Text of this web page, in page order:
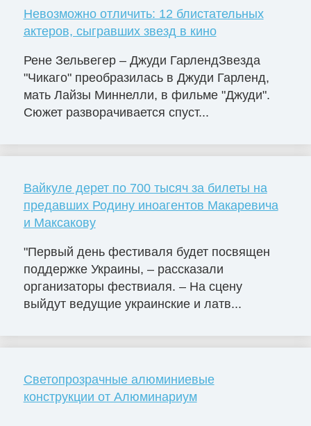
Невозможно отличить: 12 блистательных
актеров, сыгравших звезд в кино
Рене Зельвегер – Джуди ГарлендЗвезда
"Чикаго" преобразилась в Джуди Гарленд,
мать Лайзы Миннелли, в фильме "Джуди".
Сюжет разворачивается спуст...
Вайкуле дерет по 700 тысяч за билеты на
предавших Родину иноагентов Макаревича
и Максакову
"Первый день фестиваля будет посвящен
поддержке Украины, – рассказали
организаторы фествиаля. – На сцену
выйдут ведущие украинские и латв...
Светопрозрачные алюминиевые
конструкции от Алюминариум